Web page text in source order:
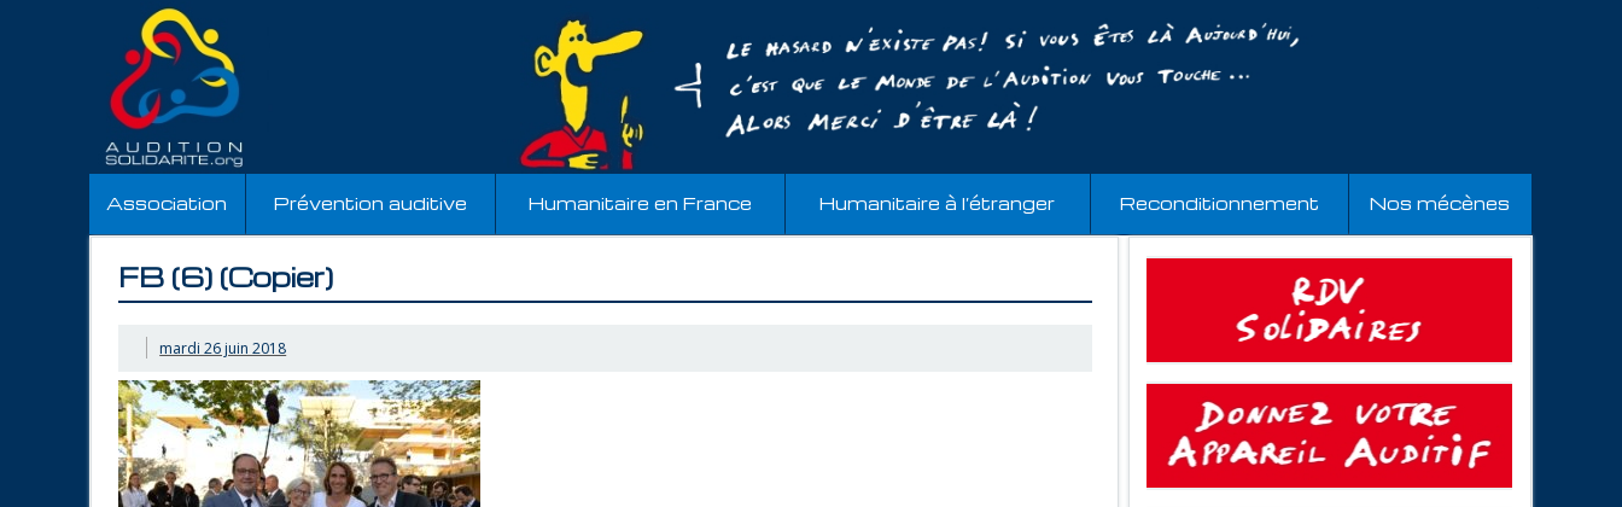
Association Prévention auditive Humanitaire en France Humanitaire à l’étranger Reconditionnement Nos mécènes
FB (6) (Copier)
mardi 26 juin 2018